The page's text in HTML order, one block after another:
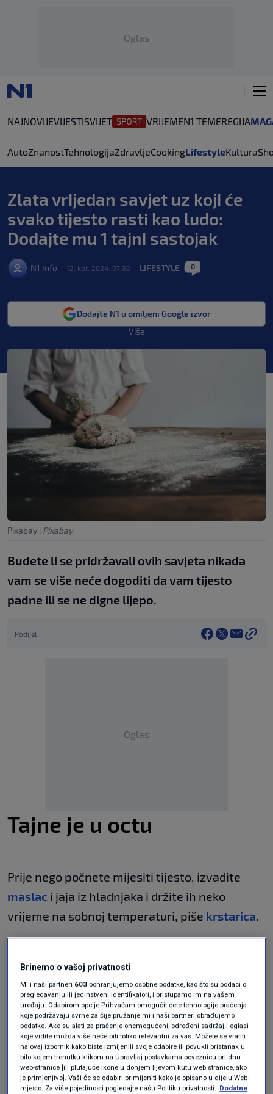
Oglas
NAJNOVIJEVIJESTISVIJET VRIJEMEN1 TEMEREGIJA
AutoZnanostTehnologijaZdravljeCookingLifestyleKultura
Zlata vrijedan savjet uz koji će
svako tijesto rasti kao ludo:
Dodajte mu 1 tajni sastojak
N1 Info 12. kol. 2024. 07:32 LIFESTYLE 0
Dodajte N1 u omiljeni Google izvor
Više
Pixabay | Pixabay
Budete li se pridržavali ovih savjeta nikada
vam se više neće dogoditi da vam tijesto
padne ili se ne digne lijepo.
Podijeli
Oglas
Tajne je u octu
Prije nego počnete mijesiti tijesto, izvadite
maslac i jaja iz hladnjaka i držite ih neko
vrijeme na sobnoj temperaturi, piše krstarica
pecivo ili kvasca jer postoji mogućnost da se
tijesto previše digne i popuca.
Tijesto uvijek stavljajte u zagrijanupećnicujer
sva tijesta s praškom za pecivo i kvascem to
"traže".
Brinemo o vašoj privatnosti
Mi i naši partneri 603 pohranjujemo osobne podatke, kao što su podaci o
pregledavanju ili jedinstveni identifikatori, i pristupamo im na vašem
uređaju. Odabirom opcije Prihvaćam omogućit ćete tehnologije praćenja
koje podržavaju svrhe za čije pružanje mi i naši partneri obrađujemo
podatke. Ako su alati za praćenje onemogućeni, određeni sadržaj i oglasi
koje vidite možda više neće biti toliko relevantni za vas. Možete se vratiti
na ovaj izbornik kako biste izmijenili svoje odabire ili povukli pristanak u
bilo kojem trenutku klikom na Upravljaj postavkama poveznicu pri dnu
web-stranice [ili plutajuće ikone u donjem lijevom kutu web stranice, ako
je primjenjivo]. Vaši će se odabiri primijeniti kako je opisano u dijelu Web-
mjesto. Za više pojedinosti pogledajte našu Politiku privatnosti. Dodatne